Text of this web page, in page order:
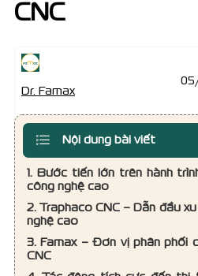
CNC
Dr. Famax
Nội dung bài viết
1. Bước tiến lớn trên hành
công nghệ cao
2. Traphaco CNC – Dẫn đầu
nghệ cao
3. Famax – Đơn vị phân phối
CNC